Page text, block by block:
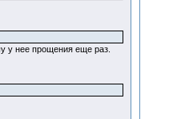
у нее прощения еще раз.